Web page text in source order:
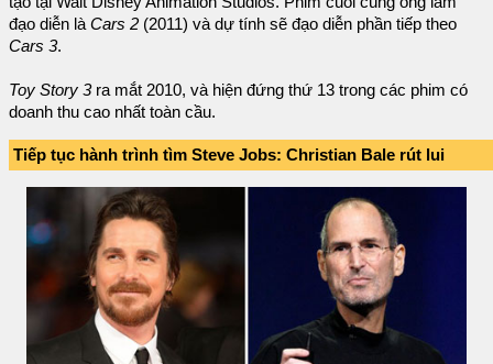
đạo diễn làCars 2 (2011) và dự tính sẽ đạo diễn phần tiếp theo
Cars 3.
Toy Story 3ra mắt 2010, và hiện đứng thứ 13 trong các phim có
doanh thu cao nhất toàn cầu.
Tiếp tục hành trình tìm Steve Jobs: Christian Bale rút lui